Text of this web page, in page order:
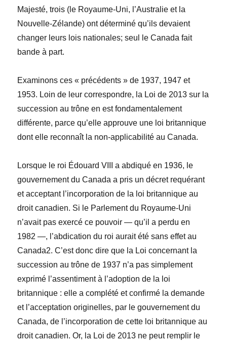
Majesté, trois (le Royaume-Uni, l’Australie et la
Nouvelle-Zélande) ont déterminé qu’ils devaient
changer leurs lois nationales; seul le Canada fait
bande à part.
Examinons ces « précédents » de 1937, 1947 et
1953. Loin de leur correspondre, la Loi de 2013 sur la
succession au trône en est fondamentalement
différente, parce qu’elle approuve une loi britannique
dont elle reconnaît la non-applicabilité au Canada.
Lorsque le roi Édouard VIII a abdiqué en 1936, le
gouvernement du Canada a pris un décret requérant
et acceptant l’incorporation de la loi britannique au
droit canadien. Si le Parlement du Royaume-Uni
n’avait pas exercé ce pouvoir — qu’il a perdu en
1982 —, l’abdication du roi aurait été sans effet au
Canada2. C’est donc dire que la Loi concernant la
succession au trône de 1937 n’a pas simplement
exprimé l’assentiment à l’adoption de la loi
britannique : elle a complété et confirmé la demande
et l’acceptation originelles, par le gouvernement du
Canada, de l’incorporation de cette loi britannique au
droit canadien. Or, la Loi de 2013 ne peut remplir le